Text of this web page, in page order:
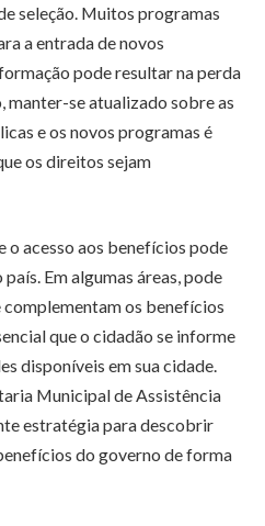
seleção. Muitos programas
a entrada de novos
pode resultar na perda
se atualizado sobre as
e os novos programas é
os direitos sejam
acesso aos benefícios pode
Em algumas áreas, pode
os benefícios
que o cidadão se informe
disponíveis em sua cidade.
Municipal de Assistência
estratégia para descobrir
do governo de forma